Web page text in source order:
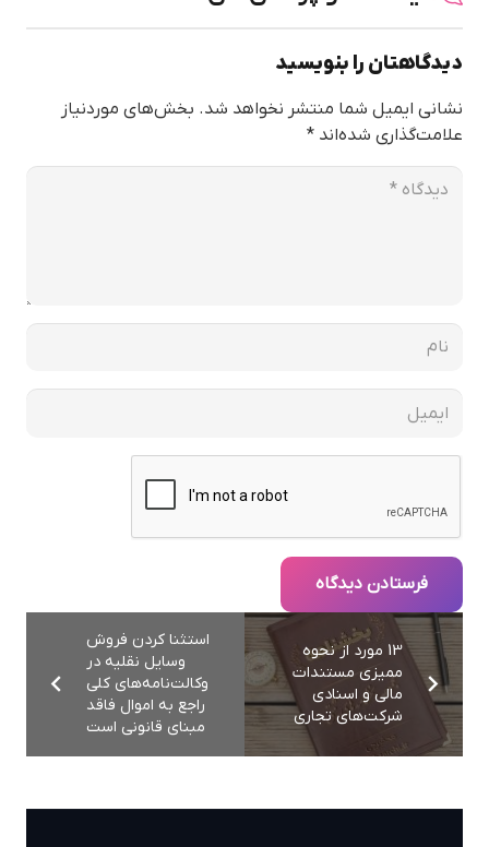
دیدگاهتان را بنویسید
نشانی ایمیل شما منتشر نخواهد شد. بخش‌های موردنیاز
علامت‌گذاری شده‌اند *
فرستادن دیدگاه
استثنا کردن فروش
وسایل نقلیه در
وکالت‌نامه‌های کلی
راجع به اموال فاقد
مبنای قانونی است
13 مورد از نحوه
ممیزی مستندات
مالی و اسنادی
شرکت‌های تجاری